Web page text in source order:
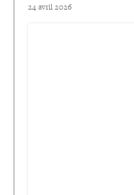
24 avril 2026